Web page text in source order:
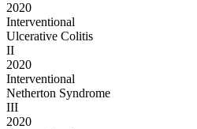
2020
Interventional
Ulcerative Colitis
II
2020
Interventional
Netherton Syndrome
III
2020